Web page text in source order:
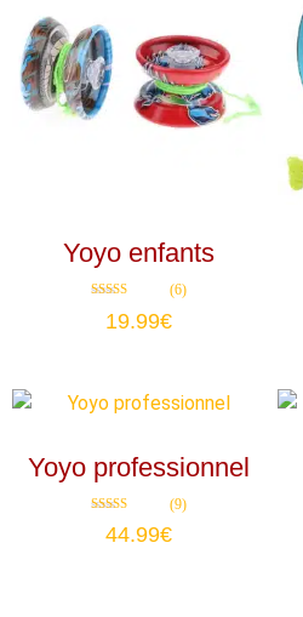
Yoyo enfants
4.67
(6)
19.99€
Yoyo professionnel
4.89
(9)
44.99€